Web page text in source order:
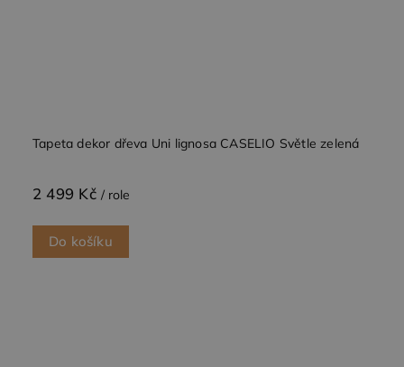
Tapeta dekor dřeva Uni lignosa CASELIO Světle zelená
2 499 Kč / role
Do košíku